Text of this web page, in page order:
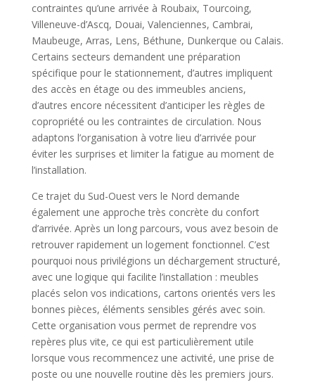
contraintes qu’une arrivée à Roubaix, Tourcoing,
Villeneuve-d’Ascq, Douai, Valenciennes, Cambrai,
Maubeuge, Arras, Lens, Béthune, Dunkerque ou Calais.
Certains secteurs demandent une préparation
spécifique pour le stationnement, d’autres impliquent
des accès en étage ou des immeubles anciens,
d’autres encore nécessitent d’anticiper les règles de
copropriété ou les contraintes de circulation. Nous
adaptons l’organisation à votre lieu d’arrivée pour
éviter les surprises et limiter la fatigue au moment de
l’installation.
Ce trajet du Sud-Ouest vers le Nord demande
également une approche très concrète du confort
d’arrivée. Après un long parcours, vous avez besoin de
retrouver rapidement un logement fonctionnel. C’est
pourquoi nous privilégions un déchargement structuré,
avec une logique qui facilite l’installation : meubles
placés selon vos indications, cartons orientés vers les
bonnes pièces, éléments sensibles gérés avec soin.
Cette organisation vous permet de reprendre vos
repères plus vite, ce qui est particulièrement utile
lorsque vous recommencez une activité, une prise de
poste ou une nouvelle routine dès les premiers jours.